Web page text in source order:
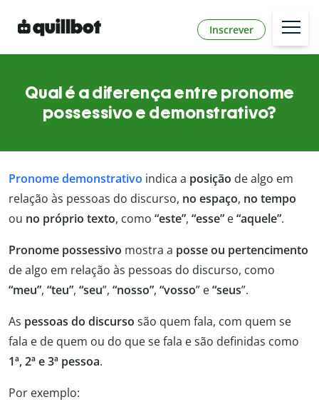
Inscrever
Qual é a diferença entre pronome
possessivo e demonstrativo?
Pronome demonstrativo indica a posição de algo em
relação às pessoas do discurso, no espaço, no tempo
ou no próprio texto, como “este”, “esse” e“aquele”.
Pronome possessivo mostra a posse ou pertencimento
de algo em relação às pessoas do discurso, como
“meu”, “teu”, “seu”, “nosso”, “vosso” e“seus”.
As pessoas do discurso são quem fala, com quem se
fala e de quem ou do que se fala e são definidas como
1ª, 2ª e 3ª pessoa.
Por exemplo: